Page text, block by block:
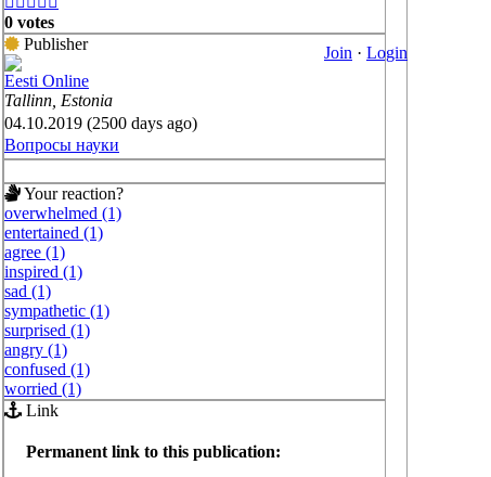
Join · Login
0 votes
Publisher
Eesti Online
Tallinn, Estonia
04.10.2019 (2500 days ago)
Вопросы науки
Your reaction?
overwhelmed (1)
entertained (1)
agree (1)
inspired (1)
sad (1)
sympathetic (1)
surprised (1)
angry (1)
confused (1)
worried (1)
Link
Permanent link to this publication: